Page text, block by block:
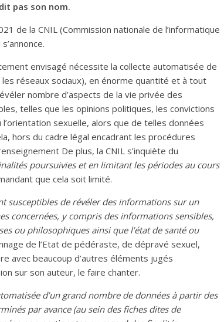
pas son nom.
de la CNIL (Commission nationale de l’informatique
envisagé nécessite la collecte automatisée de
réseaux sociaux), en énorme quantité et à tout
nombre d’aspects de la vie privée des
telles que les opinions politiques, les convictions
sexuelle, alors que de telles données
hors du cadre légal encadrant les procédures
De plus, la CNIL s’inquiète du
poursuivies et en limitant les périodes au cours
que cela soit limité.
susceptibles de révéler des informations sur un
concernées, y compris des informations sensibles,
ou philosophiques ainsi que l’état de santé ou
de l’Etat de pédéraste, de dépravé sexuel,
avec beaucoup d’autres éléments jugés
sur son auteur, le faire chanter.
d’un grand nombre de données à partir des
par avance (au sein des fiches dites de